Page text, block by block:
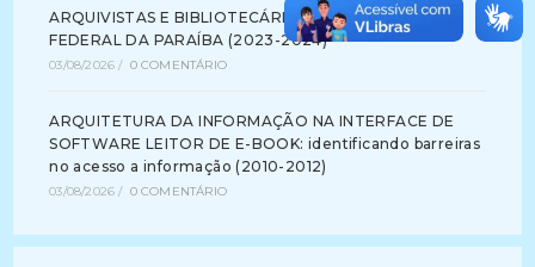
ARQUIVISTAS E BIBLIOTECÁRIOS NA UNIVERSIDADE
FEDERAL DA PARAÍBA (2023-2024)
03/08/2026 / 0 COMENTÁRIO
ARQUITETURA DA INFORMAÇÃO NA INTERFACE DE
SOFTWARE LEITOR DE E-BOOK: identificando barreiras
no acesso a informação (2010-2012)
03/08/2026 / 0 COMENTÁRIO